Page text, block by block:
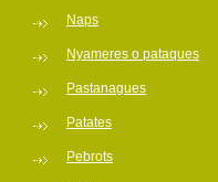
Naps
Nyameres o pataques
Pastanagues
Patates
Pebrots